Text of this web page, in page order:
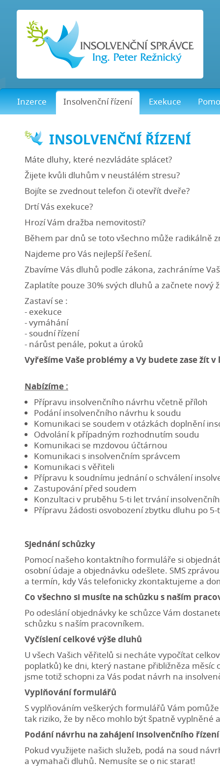
Inzerce Insolvenční řízení Exekuce
INSOLVENČNÍ ŘÍZENÍ
Máte dluhy, které nezvládáte splácet?
Žijete kvůli dluhům v neustálém stresu?
Bojíte se zvednout telefon či otevřít dveře?
Drtí Vás exekuce?
Hrozí Vám dražba nemovitosti?
Během par dnů se toto všechno může radikálně
Najdeme pro Vás nejlepší řešení.
Zbavíme Vás dluhů podle zákona, zachráníme
Zaplatíte pouze 30% svých dluhů a začnete nový
Zastaví se :
- exekuce
- vymáhání
- soudní řízení
- nárůst penále, pokut a úroků
Vyřešíme Vaše problémy a Vy budete zase žít
Nabízíme :
Přípravu insolvenčního návrhu včetně příloh
Podání insolvenčního návrhu k soudu
Komunikaci se soudem v otázkách doplnění
Odvolání k případným rozhodnutím soudu
Komunikaci se mzdovou účtárnou
Komunikaci s insolvenčním správcem
Komunikaci s věřiteli
Přípravu k soudnímu jednání o schválení
Zastupování před soudem
Konzultaci v pruběhu 5-ti let trvání
Přípravu žádosti osvobození zbytku dluhu po
Sjednání schůzky
Pomocí našeho kontaktního formuláře si
osobní údaje a objednávku odešlete. SMS
a termín, kdy Vás telefonicky zkontaktujeme a
Co všechno si musíte na schůzku s naším
Po odeslání objednávky ke schůzce Vám
schůzku s naším pracovníkem.
Vyčíslení celkové výše dluhů
U všech Vašich věřitelů si necháte vypočítat
poplatků) ke dni, který nastane přibližněza
jsme totiž schopni za Vás podat návrh na
Vyplňování formulářů
S vyplňováním veškerých formulářů Vám
tak riziko, že by něco mohlo být špatně vyplněné
Podání návrhu na zahájení insolvenčního
Pokud využijete našich služeb, podá na soud
a vymahači dluhů. Nemusíte se o nic starat!